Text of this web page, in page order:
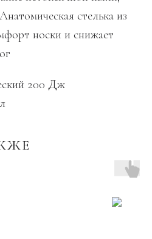
стелька из
носки и снижает
200 Дж